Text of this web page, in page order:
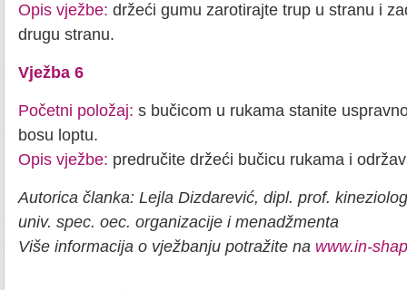
Opis vježbe: držeći gumu zarotirajte trup u stranu i
drugu stranu.
Vježba 6
Početni položaj: s bučicom u rukama stanite
bosu loptu.
Opis vježbe: predručite držeći bučicu rukama i
Autorica članka: Lejla Dizdarević, dipl. prof.
univ. spec. oec. organizacije i menadžmenta
Više informacija o vježbanju potražite na www.in-